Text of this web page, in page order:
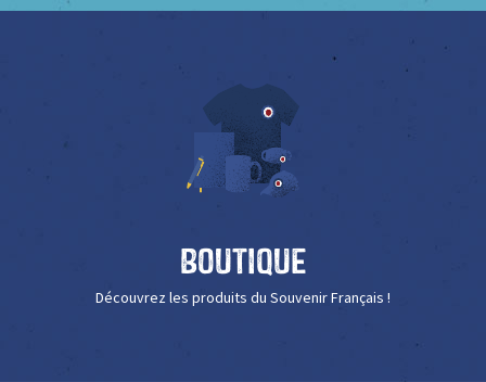
Boutique
Découvrez les produits du Souvenir Français !